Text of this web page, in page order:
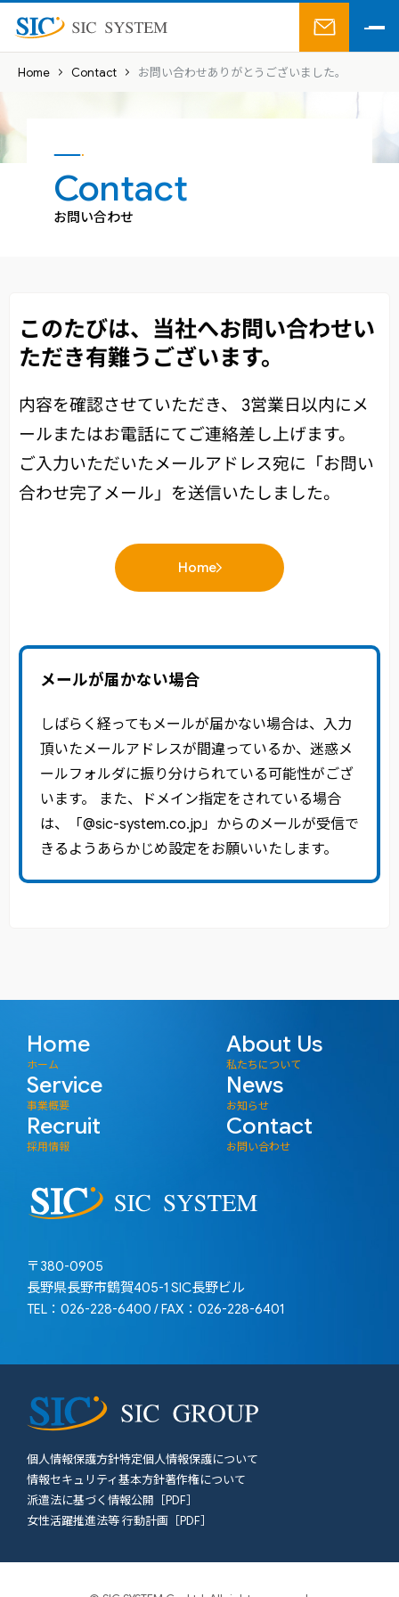
株式会社SICシステム
お問い合わ
Home Contact お問い合わせありがとうございました。
Contact
お問い合わせ
このたびは、当社へお問い合わせい
ただき有難うございます。
内容を確認させていただき、 3営業日以内にメ
ールまたはお電話にてご連絡差し上げます。
ご入力いただいたメールアドレス宛に「お問い
合わせ完了メール」を送信いたしました。
Home
メールが届かない場合
しばらく経ってもメールが届かない場合は、入力
頂いたメールアドレスが間違っているか、迷惑メ
ールフォルダに振り分けられている可能性がござ
います。 また、ドメイン指定をされている場合
は、「@sic-system.co.jp」からのメールが受信で
きるようあらかじめ設定をお願いいたします。
株式会社SICシステム
〒380-0905
長野県長野市鶴賀405-1 SIC長野ビル
TEL：026-228-6400 / FAX：026-228-6401
Home
ホーム
About Us
私たちについて
Service
事業概要
News
お知らせ
Recruit
採用情報
Contact
お問い合わせ
SIC GROUP
個人情報保護方針特定個人情報保護について
情報セキュリティ基本方針著作権について
派遣法に基づく情報公開［PDF］
女性活躍推進法等 行動計画［PDF］